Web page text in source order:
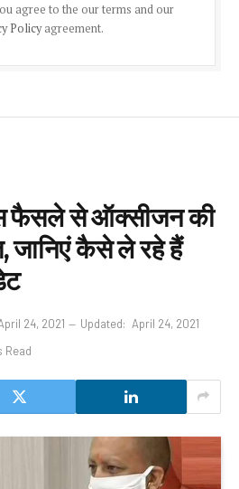
agree to the our terms and our
Policyagreement.
फैसले से ऑक्सीजन की
जानिएं कैसे ले रहे हैं
24, 2021 Updated: April 24, 2021
Read